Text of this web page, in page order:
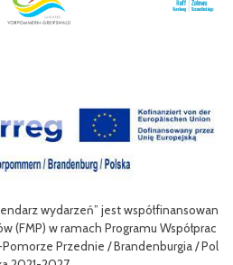
Dni Turystyki Rowerowej jest
ułatwienie transgranicznego dostępu do
Euroregionu Pomerania jak i dla